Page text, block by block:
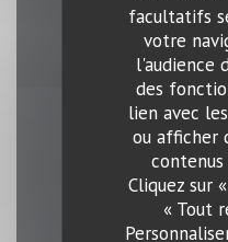
facultatifs
votre
l'audience
des
lien avec
ou afficher
contenus
Cliquez sur
« Tout